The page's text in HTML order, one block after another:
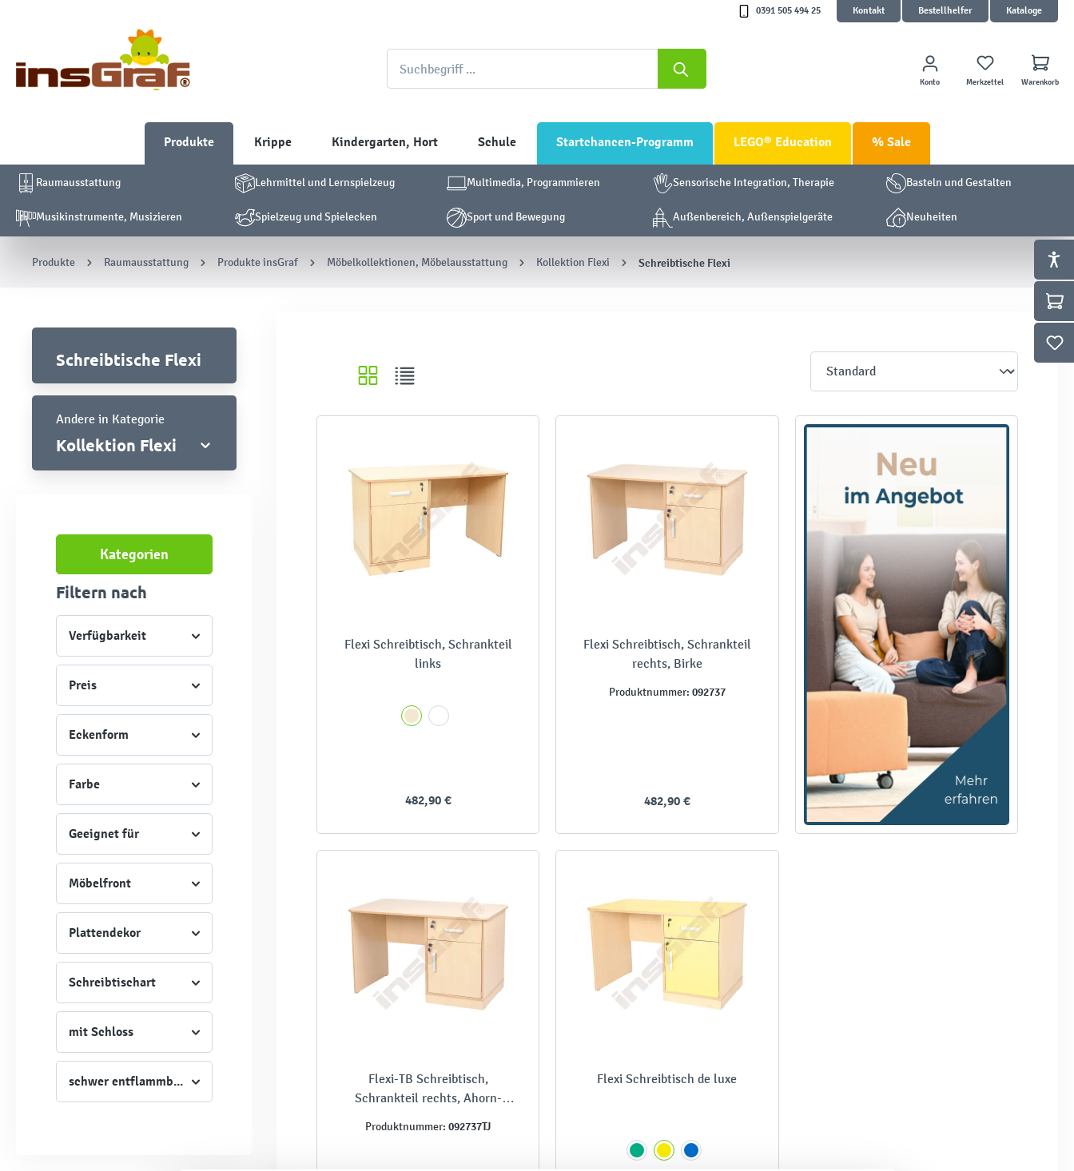
0391 505 494 25 Kontakt Bestellhelfer Kataloge
Konto Merkzettel Warenkorb
Produkte Krippe Kindergarten, Hort Schule Startchancen-Programm LEGO® Education % Sale
Raumausstattung Lehrmittel und Lernspielzeug Multimedia, Programmieren Sensorische Integration, Therapie Basteln und Gestalten
Musikinstrumente, Musizieren Spielzeug und Spielecken Sport und Bewegung Außenbereich, Außenspielgeräte Neuheiten
Produkte Raumausstattung Produkte insGraf Möbelkollektionen, Möbelausstattung Kollektion Flexi Schreibtische Flexi
Schreibtische Flexi
Andere in Kategorie
Kollektion Flexi
Kategorien
Filtern nach
Verfügbarkeit
Preis
Eckenform
Farbe
Geeignet für
Möbelfront
Plattendekor
Schreibtischart
mit Schloss
schwer entflammbar
Flexi Schreibtisch, Schrankteil
links
482,90 €
Flexi Schreibtisch, Schrankteil
rechts, Birke
Produktnummer: 092737
482,90 €
Flexi-TB Schreibtisch,
Schrankteil rechts, Ahorn-
Produktnummer: 092737TJ
Flexi Schreibtisch de luxe